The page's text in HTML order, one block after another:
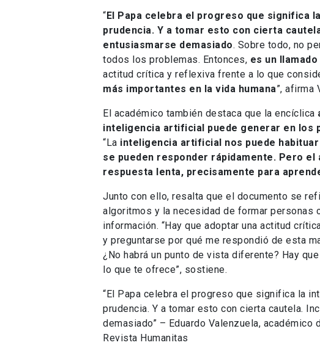
“El Papa celebra el progreso que significa
prudencia. Y a tomar esto con cierta
entusiasmarse demasiado. Sobre todo, no
todos los problemas. Entonces, es un
actitud crítica y reflexiva frente a lo que
más importantes en la vida humana”, afirma
El académico también destaca que la encíclica
inteligencia artificial puede generar en los
“La inteligencia artificial nos puede
se pueden responder rápidamente. Pero
respuesta lenta, precisamente para
Junto con ello, resalta que el documento se
algoritmos y la necesidad de formar personas
información. “Hay que adoptar una actitud
y preguntarse por qué me respondió de esta
¿No habrá un punto de vista diferente? Hay
lo que te ofrece”, sostiene.
“El Papa celebra el progreso que significa la
prudencia. Y a tomar esto con cierta cautela.
demasiado” – Eduardo Valenzuela,
Revista Humanitas